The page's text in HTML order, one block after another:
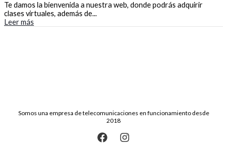
Te damos la bienvenida a nuestra web, donde podrás adquirir
clases virtuales, además de...
Leer más
Somos una empresa de telecomunicaciones en funcionamiento desde
2018